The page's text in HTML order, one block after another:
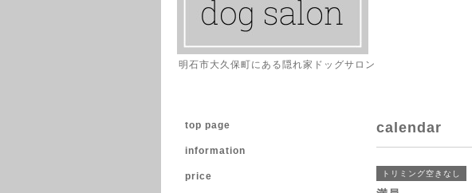
明石市大久保町にある隠れ家ドッグサロン
calendar
トリミング空きなし
top page
information
price